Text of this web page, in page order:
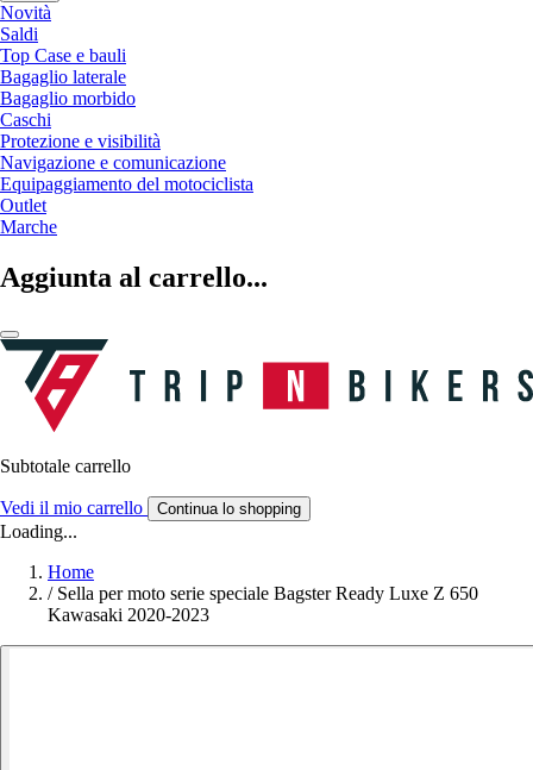
Novità
Saldi
Top Case e bauli
Bagaglio laterale
Bagaglio morbido
Caschi
Protezione e visibilità
Navigazione e comunicazione
Equipaggiamento del motociclista
Outlet
Marche
Aggiunta al carrello...
Subtotale carrello
Vedi il mio carrello Continua lo shopping
Loading...
Home
/ Sella per moto serie speciale Bagster Ready Luxe Z 650
Kawasaki 2020-2023